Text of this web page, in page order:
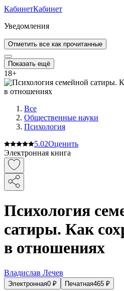
КабинетКабинет
Уведомления
Отметить все как прочитанные
Показать ещё
18+
Все
Общественные науки
Психология
5.02Оценить
Электронная книга
Психология
сатиры. Как
в отношениях
Владислав Лечев
Электронная0 ₽ Печатная465 ₽